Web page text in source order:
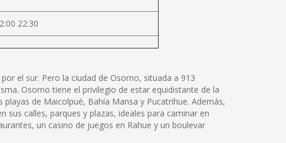
22:30
el sur. Pero la ciudad de Osorno, situada a 913
Osorno tiene el privilegio de estar equidistante de la
de Maicolpué, Bahía Mansa y Pucatrihue. Además,
sus calles, parques y plazas, ideales para caminar en
un casino de juegos en Rahue y un boulevar